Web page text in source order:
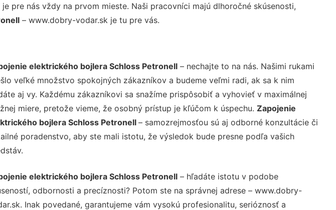
pre nás vždy na prvom mieste. Naši pracovníci majú dlhoročné skúsenosti,
– www.dobry-vodar.sk je tu pre vás.
elektrického bojlera Schloss Petronell– nechajte to na nás. Našimi rukami
veľké množstvo spokojných zákazníkov a budeme veľmi radi, ak sa k nim
aj vy. Každému zákazníkovi sa snažíme prispôsobiť a vyhovieť v maximálnej
miere, pretože vieme, že osobný prístup je kľúčom k úspechu. Zapojenie
bojlera Schloss Petronell – samozrejmosťou sú aj odborné konzultácie či
poradenstvo, aby ste mali istotu, že výsledok bude presne podľa vašich
elektrického bojlera Schloss Petronell– hľadáte istotu v podobe
odbornosti a precíznosti? Potom ste na správnej adrese – www.dobry-
Inak povedané, garantujeme vám vysokú profesionalitu, serióznosť a